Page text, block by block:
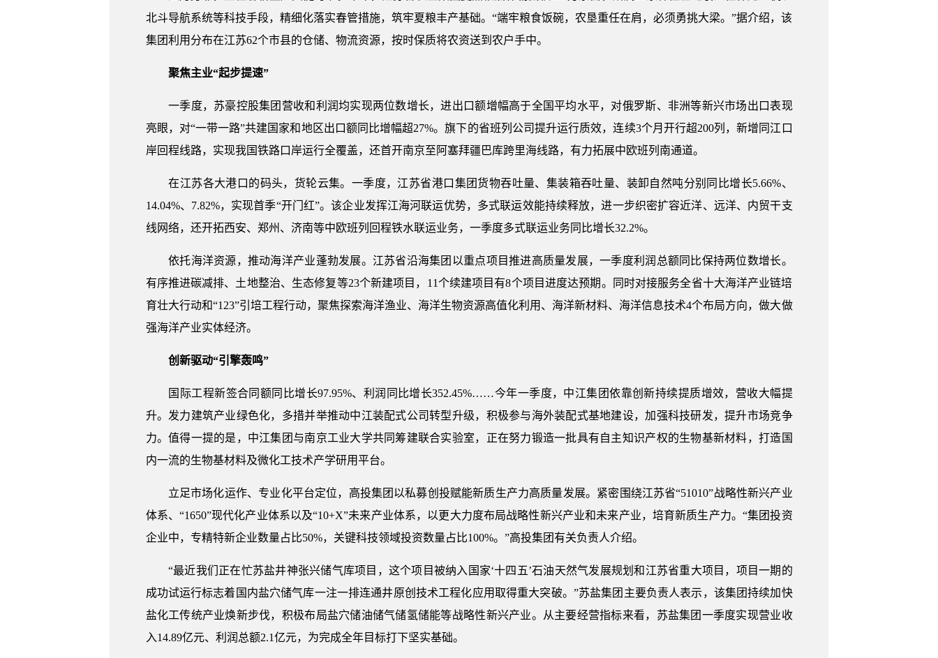
北斗导航系统等科技手段，精细化落实春管措施，筑牢夏粮丰产基础。“端牢粮食饭碗，农垦重任在肩，必须勇挑大梁。”据介绍，该
集团利用分布在江苏62个市县的仓储、物流资源，按时保质将农资送到农户手中。
聚焦主业“起步提速”
一季度，苏豪控股集团营收和利润均实现两位数增长，进出口额增幅高于全国平均水平，对俄罗斯、非洲等新兴市场出口表现
亮眼，对“一带一路”共建国家和地区出口额同比增幅超27%。旗下的省班列公司提升运行质效，连续3个月开行超200列，新增同江口
岸回程线路，实现我国铁路口岸运行全覆盖，还首开南京至阿塞拜疆巴库跨里海线路，有力拓展中欧班列南通道。
在江苏各大港口的码头，货轮云集。一季度，江苏省港口集团货物吞吐量、集装箱吞吐量、装卸自然吨分别同比增长5.66%、
14.04%、7.82%，实现首季“开门红”。该企业发挥江海河联运优势，多式联运效能持续释放，进一步织密扩容近洋、远洋、内贸干支
线网络，还开拓西安、郑州、济南等中欧班列回程铁水联运业务，一季度多式联运业务同比增长32.2%。
依托海洋资源，推动海洋产业蓬勃发展。江苏省沿海集团以重点项目推进高质量发展，一季度利润总额同比保持两位数增长。
有序推进碳减排、土地整治、生态修复等23个新建项目，11个续建项目有8个项目进度达预期。同时对接服务全省十大海洋产业链培
育壮大行动和“123”引培工程行动，聚焦探索海洋渔业、海洋生物资源高值化利用、海洋新材料、海洋信息技术4个布局方向，做大做
强海洋产业实体经济。
创新驱动“引擎轰鸣”
国际工程新签合同额同比增长97.95%、利润同比增长352.45%……今年一季度，中江集团依靠创新持续提质增效，营收大幅提
升。发力建筑产业绿色化，多措并举推动中江装配式公司转型升级，积极参与海外装配式基地建设，加强科技研发，提升市场竞争
力。值得一提的是，中江集团与南京工业大学共同筹建联合实验室，正在努力锻造一批具有自主知识产权的生物基新材料，打造国
内一流的生物基材料及微化工技术产学研用平台。
立足市场化运作、专业化平台定位，高投集团以私募创投赋能新质生产力高质量发展。紧密围绕江苏省“51010”战略性新兴产业
体系、“1650”现代化产业体系以及“10+X”未来产业体系，以更大力度布局战略性新兴产业和未来产业，培育新质生产力。“集团投资
企业中，专精特新企业数量占比50%，关键科技领域投资数量占比100%。”高投集团有关负责人介绍。
“最近我们正在忙苏盐井神张兴储气库项目，这个项目被纳入国家‘十四五’石油天然气发展规划和江苏省重大项目，项目一期的
成功试运行标志着国内盐穴储气库一注一排连通井原创技术工程化应用取得重大突破。”苏盐集团主要负责人表示，该集团持续加快
盐化工传统产业焕新步伐，积极布局盐穴储油储气储氢储能等战略性新兴产业。从主要经营指标来看，苏盐集团一季度实现营业收
入14.89亿元、利润总额2.1亿元，为完成全年目标打下坚实基础。